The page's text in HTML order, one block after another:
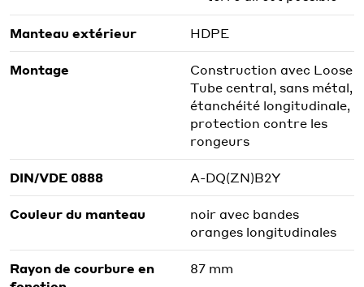
Manteau extérieur HDPE
Montage
Construction avec Loose
Tube central, sans métal,
étanchéité longitudinale,
protection contre les
rongeurs
DIN/VDE 0888 A-DQ(ZN)B2Y
Couleur du manteau
noir avec bandes
oranges longitudinales
Rayon de courbure en
87 mm